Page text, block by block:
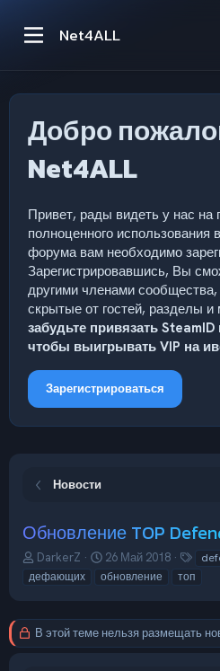
Net4ALL
Добро
Net4ALL
Привет, рады видеть у нас на
полноценного использования
форума вам необходимо
Зарегистрировавшись, Вы
другими членами сообщества,
скрытые от гостей, разделы и
забудьте привязать
чтобы выигрывать VIP на
Зарегистрироваться
Новости
Обновление TOP
А
в
т
р
т
DarkerZ
Д
а
т
н
а
26 Май 2018
Т
е
г
дефающих
обновление топ
В этой теме нельзя размещать